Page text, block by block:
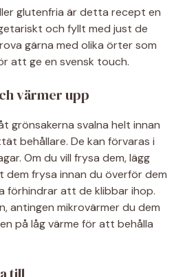
glutenfria är detta recept en
och fyllt med just de
gärna med olika örter som
att ge en svensk touch.
värmer upp
grönsakerna svalna helt innan
behållare. De kan förvaras i
Om du vill frysa dem, lägg
dem frysa innan du överför dem
förhindrar att de klibbar ihop.
antingen mikrovärmer du dem
på låg värme för att behålla